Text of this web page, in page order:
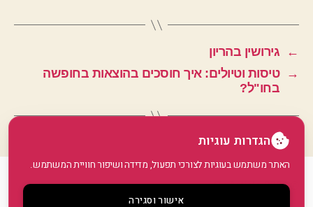
←
גירושין בהריון
→
טיסות וטיולים: איך חוסכים בהוצאות בחופשה
בחו"ל?
© 2026
GoArticle למעלה
הגדרות עוגיות
האתר משתמש בעוגיות לצורכי תפעול, מדידה ושיפור חוויית המשתמש.
אישור וסגירה